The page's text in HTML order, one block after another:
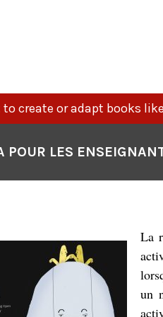
to create or adapt books
POUR LES
La
un